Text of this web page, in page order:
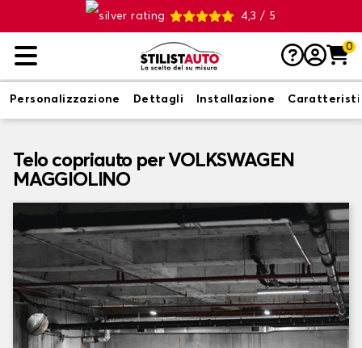
4,3 / 5
0
Personalizzazione Dettagli Installazione
Telo copriauto per VOLKSWAGEN
MAGGIOLINO